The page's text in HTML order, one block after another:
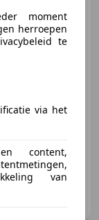
kW (60 PK)
moment
herroepen
te
via het
en content,
van